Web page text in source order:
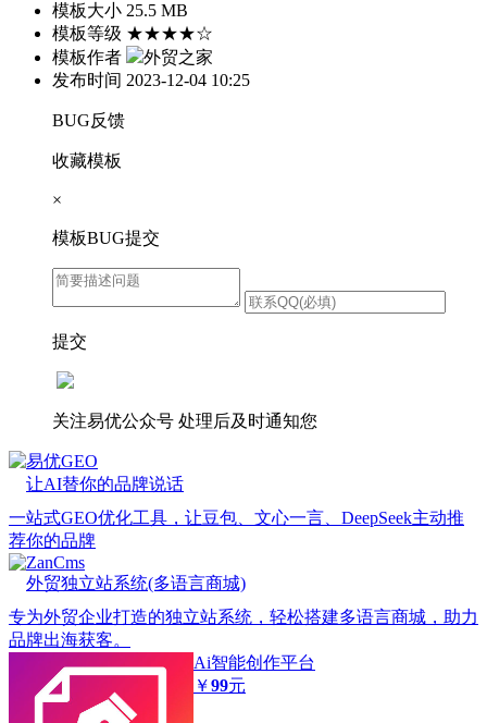
模板大小 25.5 MB
模板等级 ★★★★☆
模板作者
外贸之家
发布时间 2023-12-04 10:25
BUG反馈
收藏模板
×
模板BUG提交
提交
关注易优公众号 处理后及时通知您
易优GEO
让AI替你的品牌说话
一站式GEO优化工具，让豆包、文心一言、DeepSeek主动推
荐你的品牌
ZanCms
外贸独立站系统(多语言商城)
专为外贸企业打造的独立站系统，轻松搭建多语言商城，助力
品牌出海获客。
Ai智能创作平台
￥99元